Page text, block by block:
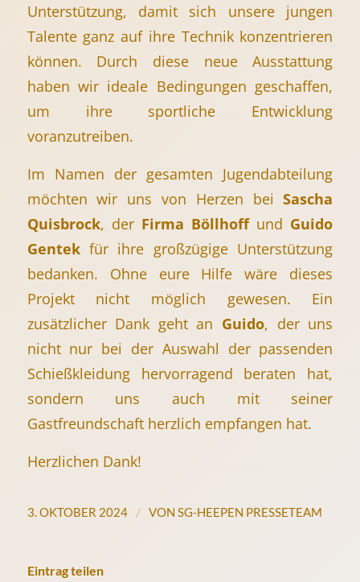
Unterstützung, damit sich unsere jungen
Talente ganz auf ihre Technik konzentrieren
können. Durch diese neue Ausstattung
haben wir ideale Bedingungen geschaffen,
um ihre sportliche Entwicklung
voranzutreiben.
Im Namen der gesamten Jugendabteilung
möchten wir uns von Herzen beiSascha
Quisbrock, der Firma Böllhoffund Guido
Gentekfür ihre großzügige Unterstützung
bedanken. Ohne eure Hilfe wäre dieses
Projekt nicht möglich gewesen. Ein
zusätzlicher Dank geht an Guido, der uns
nicht nur bei der Auswahl der passenden
Schießkleidung hervorragend beraten hat,
sondern uns auch mit seiner
Gastfreundschaft herzlich empfangen hat.
Herzlichen Dank!
3. OKTOBER 2024 / VON SG-HEEPEN PRESSETEAM
Eintrag teilen